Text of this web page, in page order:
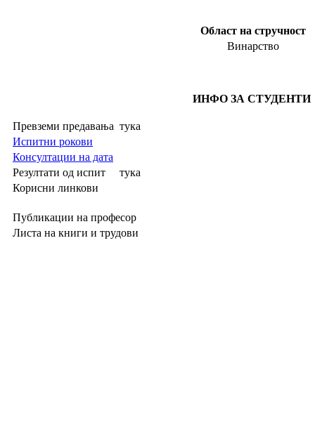
Област на стручност
Винарство
ИНФО ЗА СТУДЕНТИ
Превземи предавања тука
Испитни рокови
Консултации на дата
Резултати од испит
тука
Корисни линкови
Публикации на професор
Листа на книги и трудови